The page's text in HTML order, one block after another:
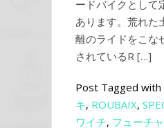
ードバイクとして
あります。荒れた
離のライドをこな
されているR […]
Post Tagged with
キ, ROUBAIX,
ワイチ, フューチ